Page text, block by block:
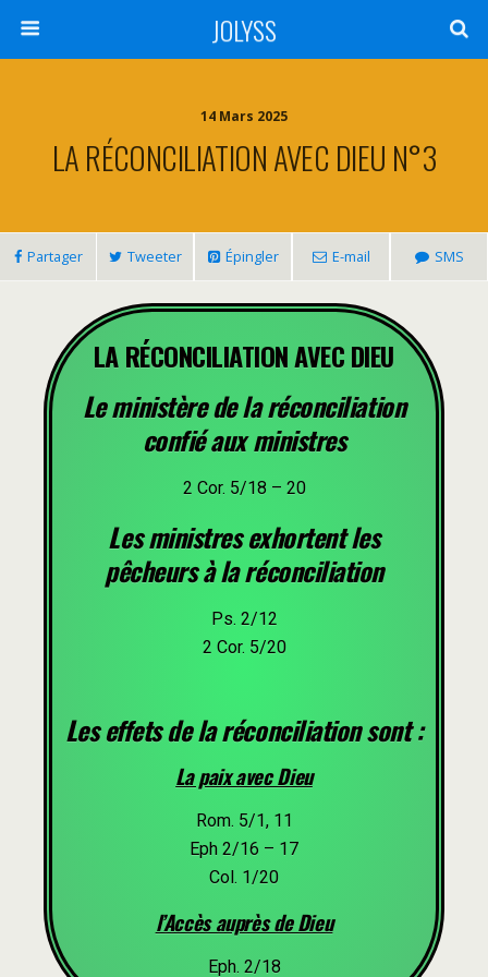
JOLYSS
14 Mars 2025
LA RÉCONCILIATION AVEC DIEU N°3
Partager Tweeter Épingler E-mail SMS
LA RÉCONCILIATION AVEC DIEU
Le ministère de la réconciliation
confié aux ministres
2 Cor. 5/18 – 20
Les ministres exhortent les
pêcheurs à la réconciliation
Ps. 2/12
2 Cor. 5/20
Les effets de la réconciliation sont :
La paix avec Dieu
Rom. 5/1, 11
Eph 2/16 – 17
Col. 1/20
l’Accès auprès de Dieu
Eph. 2/18